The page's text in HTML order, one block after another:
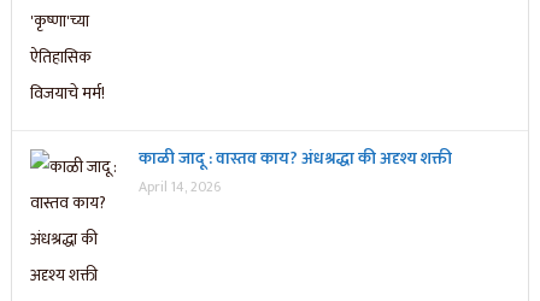
काळी जादू : वास्तव काय? अंधश्रद्धा की अदृश्य शक्ती
April 14, 2026